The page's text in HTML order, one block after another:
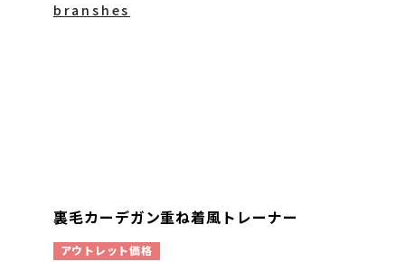
branshes
裏毛カーデガン重ね着風トレーナー
アウトレット価格